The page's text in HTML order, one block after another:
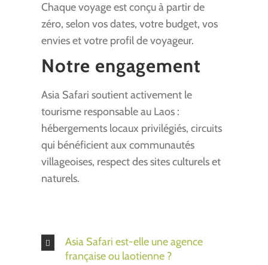
Chaque voyage est conçu à partir de
zéro, selon vos dates, votre budget, vos
envies et votre profil de voyageur.
Notre engagement
Asia Safari soutient activement le
tourisme responsable au Laos :
hébergements locaux privilégiés, circuits
qui bénéficient aux communautés
villageoises, respect des sites culturels et
naturels.
Asia Safari est-elle une agence
française ou laotienne ?